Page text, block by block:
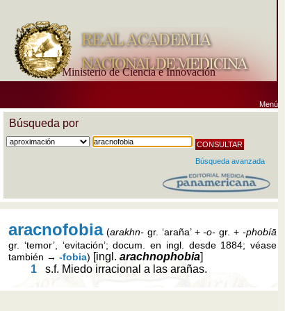
Ministerio de Ciencia e Innovación
Menú
Búsqueda por
Búsqueda avanzada